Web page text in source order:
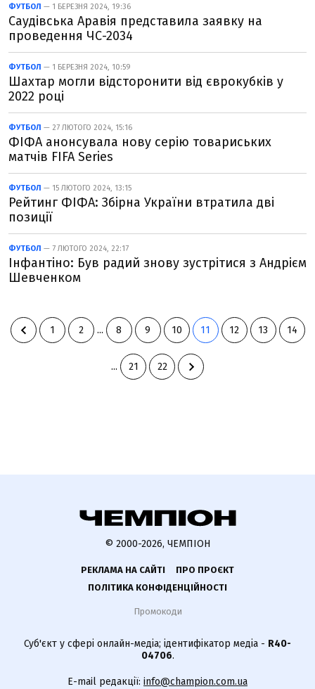
ФУТБОЛ — 1 БЕРЕЗНЯ 2024, 19:36
Саудівська Аравія представила заявку на
проведення ЧС-2034
ФУТБОЛ — 1 БЕРЕЗНЯ 2024, 10:59
Шахтар могли відсторонити від єврокубків у
2022 році
ФУТБОЛ — 27 ЛЮТОГО 2024, 15:16
ФІФА анонсувала нову серію товариських
матчів FIFA Series
ФУТБОЛ — 15 ЛЮТОГО 2024, 13:15
Рейтинг ФІФА: Збірна України втратила дві
позиції
ФУТБОЛ — 7 ЛЮТОГО 2024, 22:17
Інфантіно: Був радий знову зустрітися з Андрієм
Шевченком
1 2 ... 8 9 10 11 12 13 14
... 21 22
© 2000-2026, ЧЕМПІОН
РЕКЛАМА НА САЙТІ
ПРО ПРОЄКТ
ПОЛІТИКА КОНФІДЕНЦІЙНОСТІ
Промокоди
Суб'єкт у сфері онлайн-медіа; ідентифікатор медіа - R40-
04706.
E-mail редакції: info@champion.com.ua